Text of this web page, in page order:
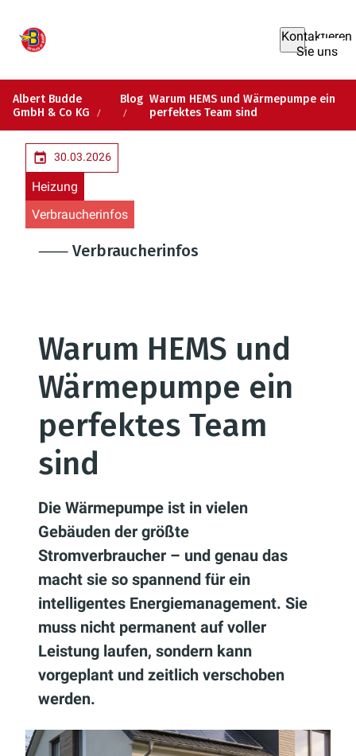
Kontaktieren
Sie uns
Albert Budde
GmbH & Co KG
Blog Warum HEMS und Wärmepumpe ein
perfektes Team sind
30.03.2026
Heizung
Verbraucherinfos
⸺ Verbraucherinfos
Warum HEMS und
Wärmepumpe ein
perfektes Team
sind
Die Wärmepumpe ist in vielen
Gebäuden der größte
Stromverbraucher – und genau das
macht sie so spannend für ein
intelligentes Energiemanagement. Sie
muss nicht permanent auf voller
Leistung laufen, sondern kann
vorgeplant und zeitlich verschoben
werden.